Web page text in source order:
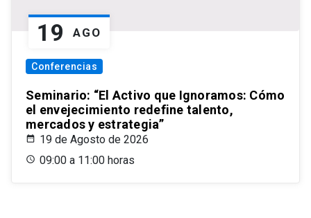
19 AGO
Conferencias
Seminario: “El Activo que Ignoramos: Cómo
el envejecimiento redefine talento,
mercados y estrategia”
19 de Agosto de 2026
09:00 a 11:00 horas